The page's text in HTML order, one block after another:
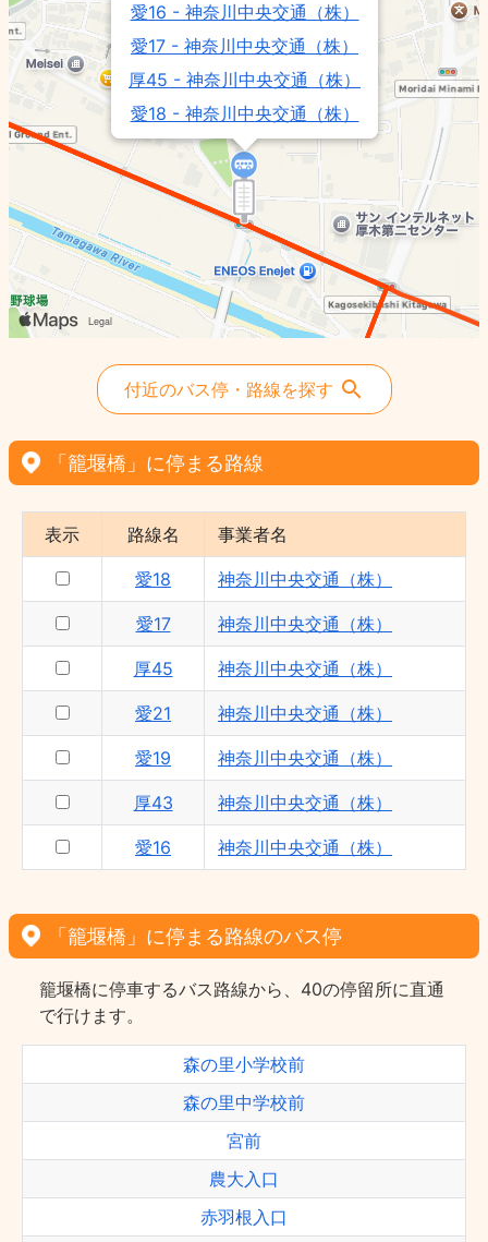
愛16 - 神奈川中央交通（株）
愛17 - 神奈川中央交通（株）
厚45 - 神奈川中央交通（株）
愛18 - 神奈川中央交通（株）
厚43 - 神奈川中央交通（株）
愛19 - 神奈川中央交通（株）
愛21 - 神奈川中央交通（株）
付近のバス停・路線を探す
「籠堰橋」に停まる路線
表示 路線名 事業者名
愛18 神奈川中央交通（株）
愛17 神奈川中央交通（株）
厚45 神奈川中央交通（株）
愛21 神奈川中央交通（株）
愛19 神奈川中央交通（株）
厚43 神奈川中央交通（株）
愛16 神奈川中央交通（株）
「籠堰橋」に停まる路線のバス停
籠堰橋に停車するバス路線から、40の停留所に直通
で行けます。
森の里小学校前
森の里中学校前
宮前
農大入口
赤羽根入口